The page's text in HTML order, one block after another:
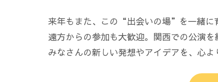
来年もまた、この“出会いの場”を一緒に
遠方からの参加も大歓迎。関西での公演
みなさんの新しい発想やアイデアを、心よ